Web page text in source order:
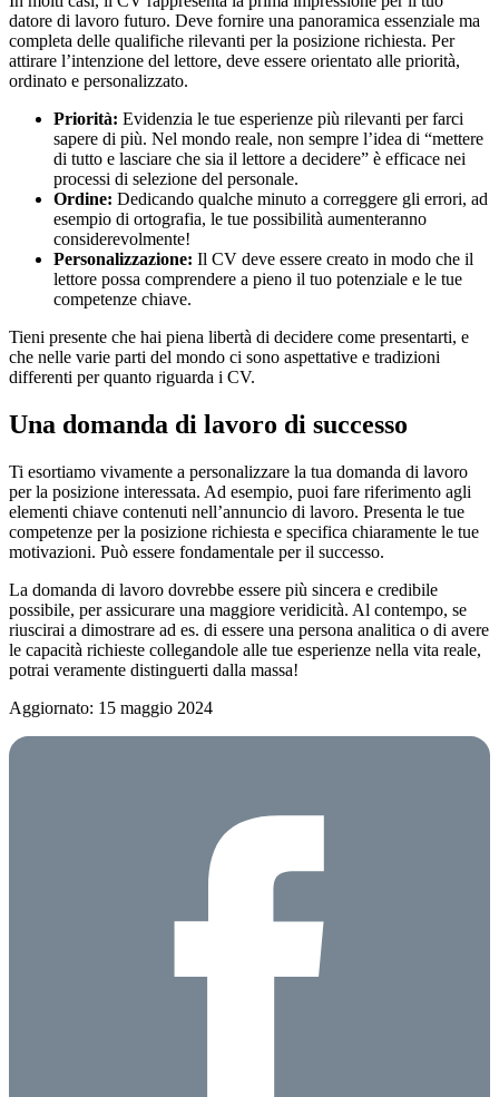
datore di lavoro futuro. Deve fornire una panoramica essenziale ma
completa delle qualifiche rilevanti per la posizione richiesta. Per
attirare l’intenzione del lettore, deve essere orientato alle priorità,
ordinato e personalizzato.
Priorità: Evidenzia le tue esperienze più rilevanti per farci
sapere di più. Nel mondo reale, non sempre l’idea di “mettere
di tutto e lasciare che sia il lettore a decidere” è efficace nei
processi di selezione del personale.
Ordine: Dedicando qualche minuto a correggere gli errori, ad
esempio di ortografia, le tue possibilità aumenteranno
considerevolmente!
Personalizzazione: Il CV deve essere creato in modo che il
lettore possa comprendere a pieno il tuo potenziale e le tue
competenze chiave.
Tieni presente che hai piena libertà di decidere come presentarti, e
che nelle varie parti del mondo ci sono aspettative e tradizioni
differenti per quanto riguarda i CV.
Una domanda di lavoro di successo
Ti esortiamo vivamente a personalizzare la tua domanda di lavoro
per la posizione interessata. Ad esempio, puoi fare riferimento agli
elementi chiave contenuti nell’annuncio di lavoro. Presenta le tue
competenze per la posizione richiesta e specifica chiaramente le tue
motivazioni. Può essere fondamentale per il successo.
La domanda di lavoro dovrebbe essere più sincera e credibile
possibile, per assicurare una maggiore veridicità. Al contempo, se
riuscirai a dimostrare ad es. di essere una persona analitica o di avere
le capacità richieste collegandole alle tue esperienze nella vita reale,
potrai veramente distinguerti dalla massa!
Aggiornato: 15 maggio 2024